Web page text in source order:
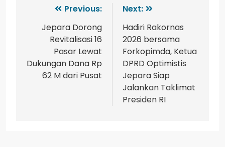
Previous:
Jepara Dorong
Revitalisasi 16
Pasar Lewat
Dukungan Dana Rp
62 M dari Pusat
Next:
Hadiri Rakornas
2026 bersama
Forkopimda, Ketua
DPRD Optimistis
Jepara Siap
Jalankan Taklimat
Presiden RI